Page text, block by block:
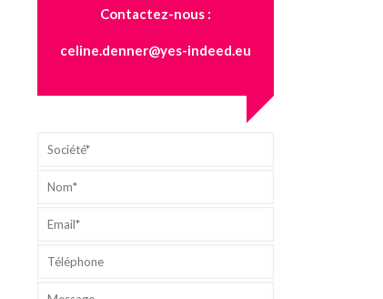
Contactez-nous :
celine.denner@yes-indeed.eu